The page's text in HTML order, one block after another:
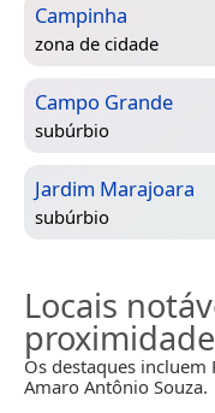
Campinha
zona de cidade
Campo Grande
subúrbio
Jardim Marajoara
subúrbio
Locais
Os destaques incluem
Amaro Antônio Souza.